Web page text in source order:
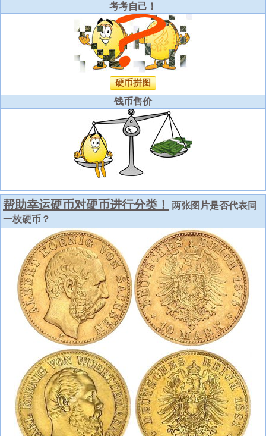
考考自己！
硬币拼图
钱币售价
帮助幸运硬币对硬币进行分类！
两张图片是否代表同
一枚硬币？